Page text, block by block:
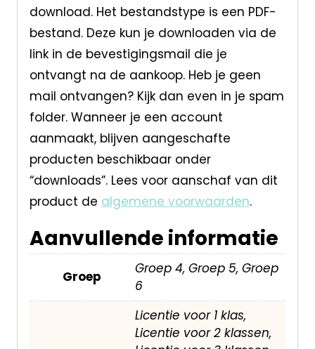
download. Het bestandstype is een PDF-
bestand. Deze kun je downloaden via de
link in de bevestigingsmail die je
ontvangt na de aankoop. Heb je geen
mail ontvangen? Kijk dan even in je spam
folder. Wanneer je een account
aanmaakt, blijven aangeschafte
producten beschikbaar onder
“downloads”. Lees voor aanschaf van dit
product de algemene voorwaarden.
Aanvullende informatie
Groep
Groep 4, Groep 5, Groep
6
Licentie voor 1 klas,
Licentie voor 2 klassen,